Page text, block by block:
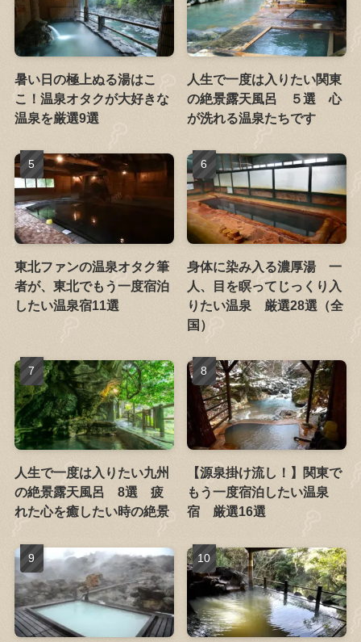
暑い日の極上ぬる湯はこ
こ！温泉オタクが大好きな
温泉を厳選9選
人生で一度は入りたい関東
の絶景露天風呂 ５選 心
が洗れる温泉たちです
東北ファンの温泉オタク筆
者が、東北でもう一度宿泊
したい温泉宿11選
身体に染み入る濃厚湯 一
人、目を瞑ってじっくり入
りたい温泉 厳選28選（全
国）
人生で一度は入りたい九州
の絶景露天風呂 8選 疲
れた心を癒したい時の絶景
【源泉掛け流し！】関東で
もう一度宿泊したい温泉
宿 厳選16選